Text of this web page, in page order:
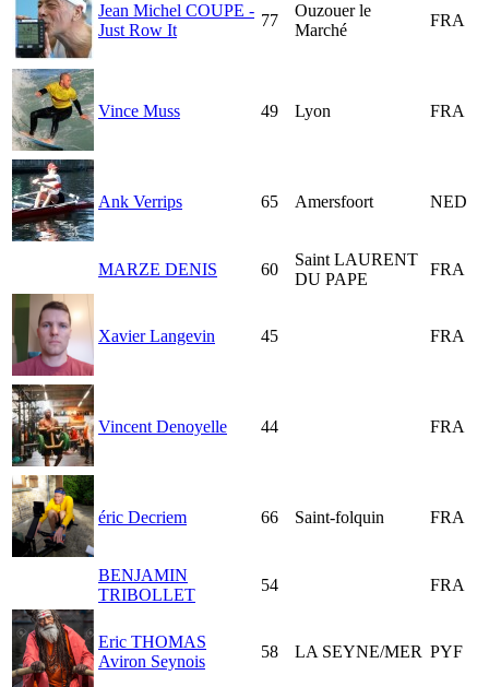
Jean Michel COUPE -
Just Row It
77
Ouzouer le
Marché
FRA
Vince Muss 49 Lyon FRA
Ank Verrips 65 Amersfoort NED
MARZE DENIS 60
Saint LAURENT
DU PAPE
FRA
Xavier Langevin 45 FRA
Vincent Denoyelle 44 FRA
éric Decriem 66 Saint-folquin FRA
BENJAMIN
TRIBOLLET
54 FRA
Eric THOMAS
Aviron Seynois
58 LA SEYNE/MER PYF